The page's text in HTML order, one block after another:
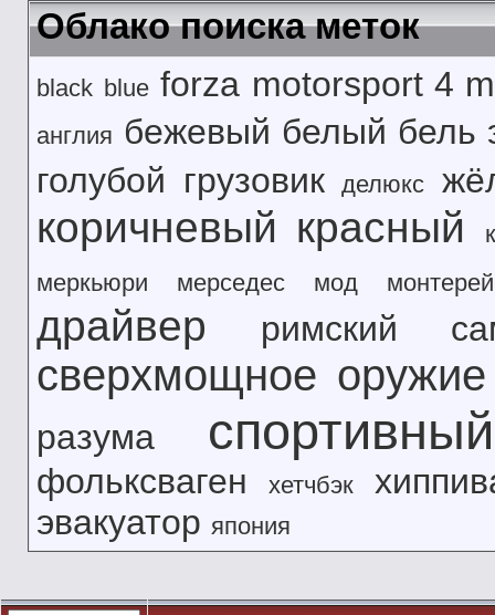
Облако поиска меток
black blue forza motorsport 4
англия бежевый белый бель
голубой грузовик делюкс
коричневый красный
меркьюри
мерседес мод монтерей
драйвер римский
сверхмощное оружие
разума
фольксваген хетчбэк
эвакуатор япония